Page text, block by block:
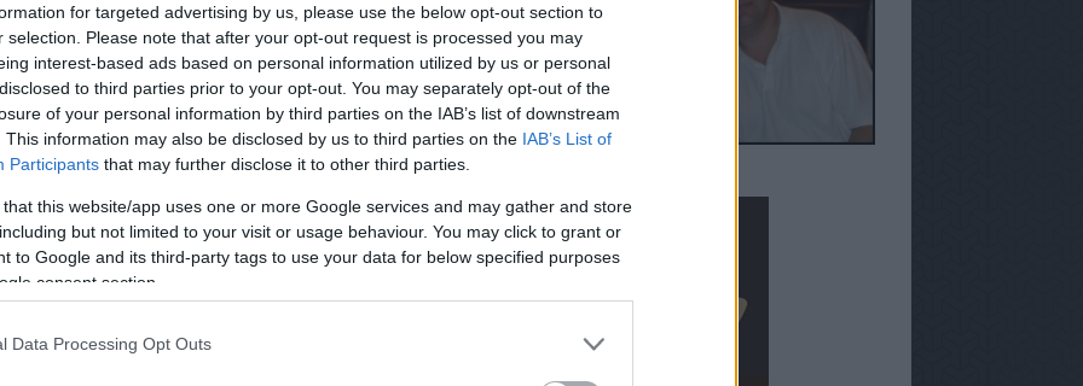
for targeted advertising by us, please use the below opt-out section to
selection. Please note that after your opt-out request is processed you may
interest-based ads based on personal information utilized by us or personal
to third parties prior to your opt-out. You may separately opt-out of the
of your personal information by third parties on the IAB’s list of downstream
This information may also be disclosed by us to third parties on the IAB’s List of
Participants that may further disclose it to other third parties.
that this website/app uses one or more Google services and may gather and store
but not limited to your visit or usage behaviour. You may click to grant or
to Google and its third-party tags to use your data for below specified purposes
consent section.
Data Processing Opt Outs